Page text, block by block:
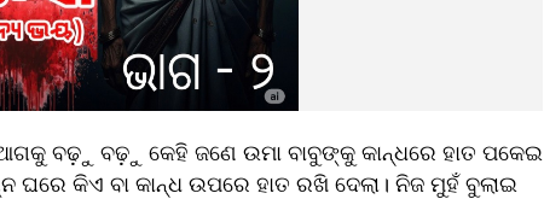
ବଢ଼ୁ ବଢ଼ୁ କେହି ଜଣେ ଉମା ବାବୁଙ୍କୁ କାନ୍ଧରେ ହାତ ପକେଇ
ଘରେ କିଏ ବା କାନ୍ଧ ଉପରେ ହାତ ରଖି ଦେଲା। ନିଜ ମୁହଁ ବୁଲାଇ